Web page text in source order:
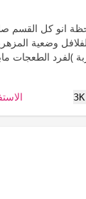
انو كل القسم
وضعية
)لفرد الطعجات
3K